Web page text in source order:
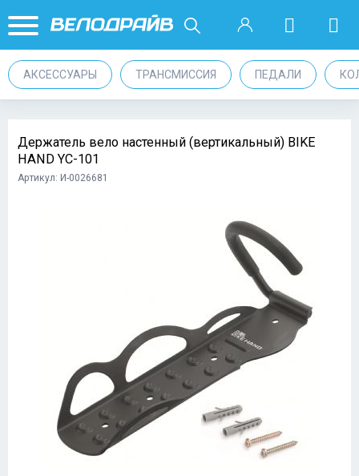
АКСЕССУАРЫ ТРАНСМИССИЯ ПЕДАЛИ
Держатель вело настенный (вертикальный) BIKE
HAND YC-101
Артикул: И-0026681